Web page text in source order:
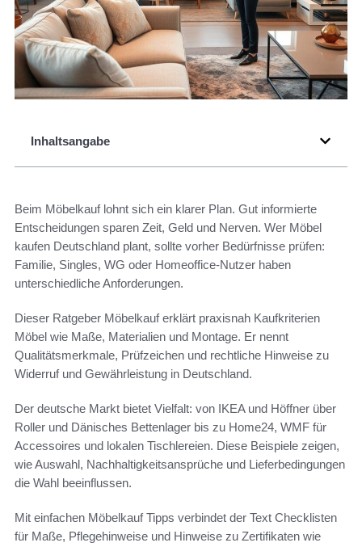
Inhaltsangabe
Beim Möbelkauf lohnt sich ein klarer Plan. Gut informierte
Entscheidungen sparen Zeit, Geld und Nerven. Wer Möbel
kaufen Deutschland plant, sollte vorher Bedürfnisse prüfen:
Familie, Singles, WG oder Homeoffice-Nutzer haben
unterschiedliche Anforderungen.
Dieser Ratgeber Möbelkauf erklärt praxisnah Kaufkriterien
Möbel wie Maße, Materialien und Montage. Er nennt
Qualitätsmerkmale, Prüfzeichen und rechtliche Hinweise zu
Widerruf und Gewährleistung in Deutschland.
Der deutsche Markt bietet Vielfalt: von IKEA und Höffner über
Roller und Dänisches Bettenlager bis zu Home24, WMF für
Accessoires und lokalen Tischlereien. Diese Beispiele zeigen,
wie Auswahl, Nachhaltigkeitsansprüche und Lieferbedingungen
die Wahl beeinflussen.
Mit einfachen Möbelkauf Tipps verbindet der Text Checklisten
für Maße, Pflegehinweise und Hinweise zu Zertifikaten wie